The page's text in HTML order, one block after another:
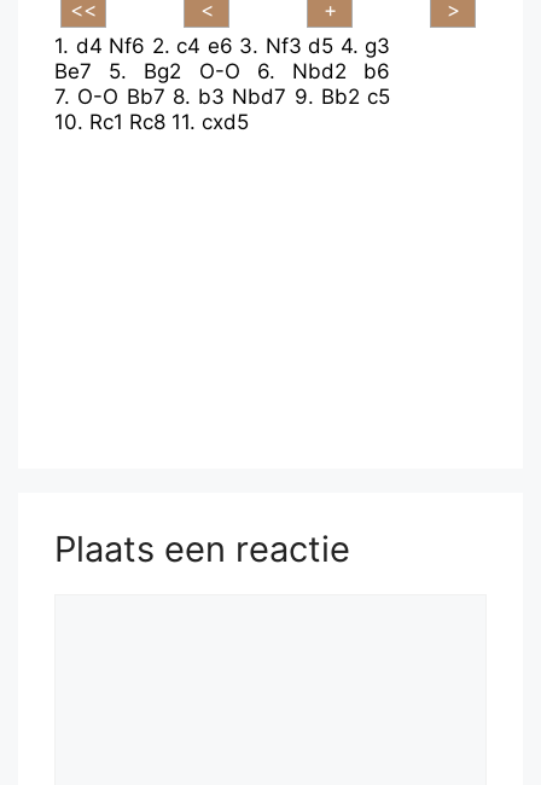
1. d4 Nf6 2. c4 e6 3. Nf3 d5 4. g3
Be7
5. Bg2 O-O 6. Nbd2
b6
7. O-O Bb7 8. b3 Nbd7 9. Bb2 c5
10. Rc1 Rc8 11. cxd5
Plaats een reactie